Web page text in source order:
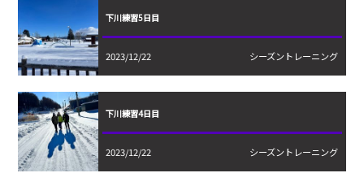
下川練習5日目
2023/12/22 シーズントレーニング
下川練習4日目
2023/12/22 シーズントレーニング